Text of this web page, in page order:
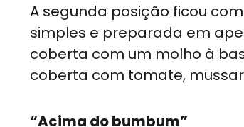
A segunda posição ficou
simples e preparada em
coberta com um molho à
coberta com tomate,
“Acima do bumbum”